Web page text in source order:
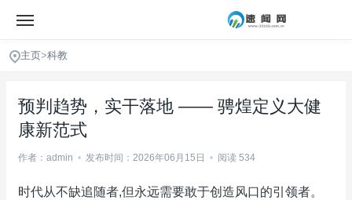
主页>科教
预判趋势，实干落地 —— 骋煌定义大健
康新范式
作者：admin • 发布时间：2026年06月15日 • 阅读 534
时代从不缺追随者,但永远需要敢于创造风口的引领者。